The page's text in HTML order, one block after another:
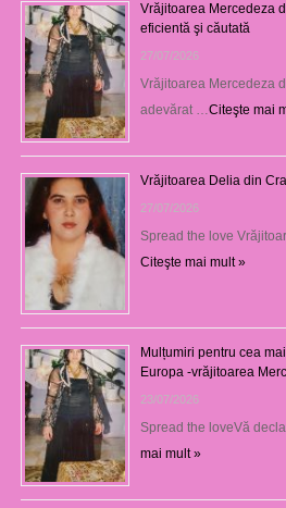
Vrăjitoarea Mercedeza
eficientă şi căutată
27/07/2026
Vrăjitoarea Mercedeza
adevărat …Citeşte mai
Vrăjitoarea Delia din
27/07/2026
Spread the love
Citeşte mai mult »
Mulțumiri pentru cea
Europa -vrăjitoarea
23/07/2026
Spread the loveVă
mai mult »